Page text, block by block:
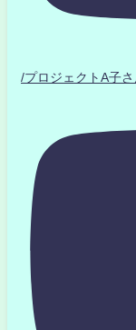
/プロジェクトA子